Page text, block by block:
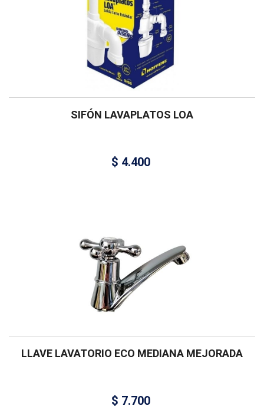
SIFÓN LAVAPLATOS LOA
$ 4.400
LLAVE LAVATORIO ECO MEDIANA MEJORADA
$ 7.700